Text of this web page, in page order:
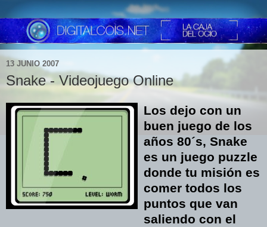
13 JUNIO 2007
Snake - Videojuego Online
Los dejo con un
buen juego de los
años 80´s, Snake
es un juego puzzle
donde tu misión es
comer todos los
puntos que van
saliendo con el